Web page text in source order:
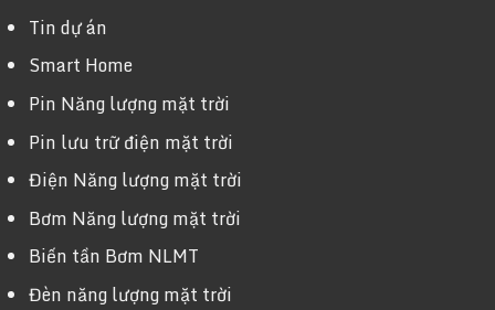
Tin dự án
Smart Home
Pin Năng lượng mặt trời
Pin lưu trữ điện mặt trời
Điện Năng lượng mặt trời
Bơm Năng lượng mặt trời
Biến tần Bơm NLMT
Đèn năng lượng mặt trời